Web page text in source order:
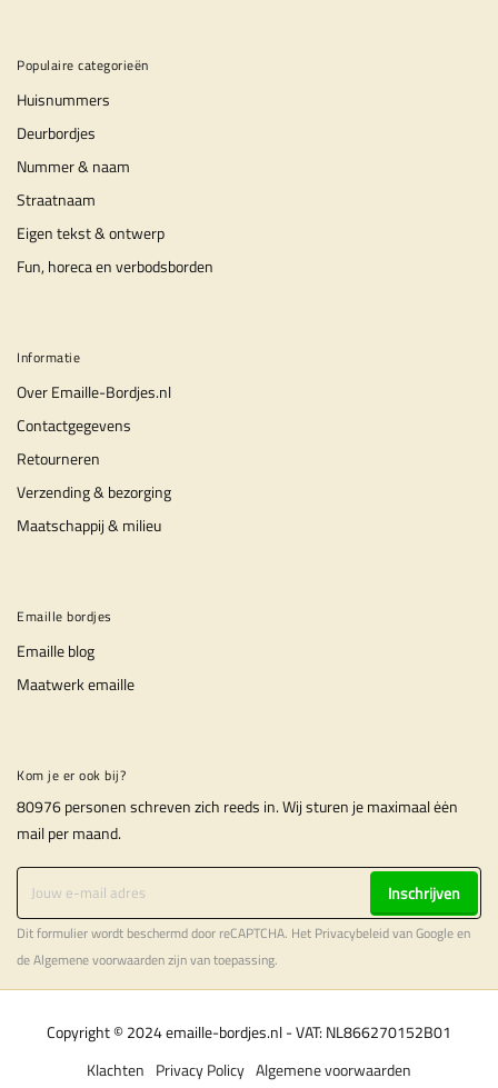
Populaire categorieën
Huisnummers
Deurbordjes
Nummer & naam
Straatnaam
Eigen tekst & ontwerp
Fun, horeca en verbodsborden
Informatie
Over Emaille-Bordjes.nl
Contactgegevens
Retourneren
Verzending & bezorging
Maatschappij & milieu
Emaille bordjes
Emaille blog
Maatwerk emaille
Kom je er ook bij?
80976 personen schreven zich reeds in. Wij sturen je maximaal ėėn
mail per maand.
Inschrijven
Dit formulier wordt beschermd door reCAPTCHA. Het Privacybeleidvan Google en
deAlgemene voorwaardenzijn van toepassing.
Copyright © 2024 emaille-bordjes.nl - VAT: NL866270152B01
Algemene voorwaarden
Privacy Policy
Klachten